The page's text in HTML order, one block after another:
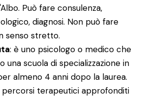
Può fare consulenza,
diagnosi. Non può fare
senso stretto.
: è uno psicologo o medico che
una scuola di specializzazione in
almeno 4 anni dopo la laurea.
percorsi terapeutici approfonditi